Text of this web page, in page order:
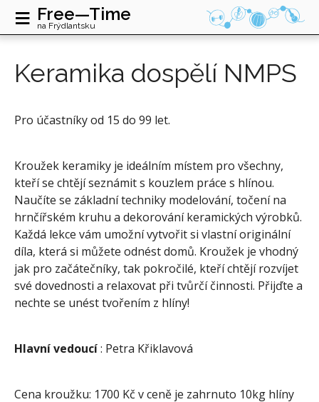
≡ Free—Time
na Frýdlantsku
Keramika dospělí NMPS
Pro účastníky od 15 do 99 let.
Kroužek keramiky je ideálním místem pro všechny,
kteří se chtějí seznámit s kouzlem práce s hlínou.
Naučíte se základní techniky modelování, točení na
hrnčířském kruhu a dekorování keramických výrobků.
Každá lekce vám umožní vytvořit si vlastní originální
díla, která si můžete odnést domů. Kroužek je vhodný
jak pro začátečníky, tak pokročilé, kteří chtějí rozvíjet
své dovednosti a relaxovat při tvůrčí činnosti. Přijďte a
nechte se unést tvořením z hlíny!
Hlavní vedoucí: Petra Křiklavová
Cena kroužku: 1700 Kč v ceně je zahrnuto 10kg hlíny